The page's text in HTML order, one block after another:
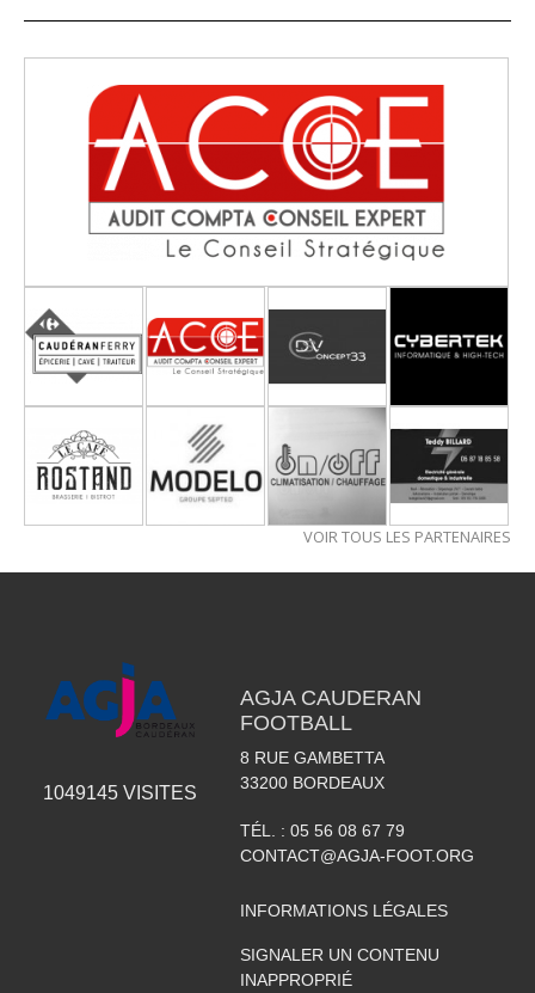
VOIR TOUS LES PARTENAIRES
1049145VISITES
AGJA CAUDERAN
FOOTBALL
8 RUE GAMBETTA
33200 BORDEAUX
TÉL. : 05 56 08 67 79
CONTACT@AGJA-FOOT.ORG
INFORMATIONS LÉGALES
SIGNALER UN CONTENU
INAPPROPRIÉ